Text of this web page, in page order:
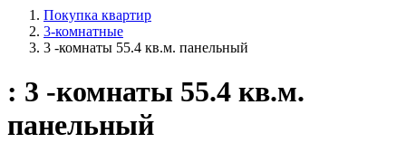
Покупка квартир
3-комнатные
3 -комнаты 55.4 кв.м. панельный
: 3 -комнаты 55.4 кв.м.
панельный